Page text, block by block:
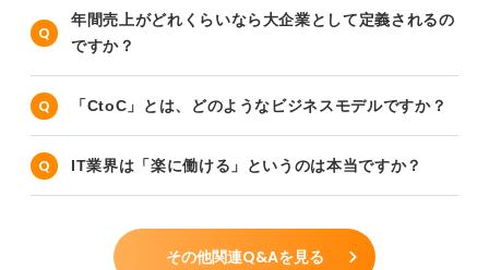
年間売上がどれくらいなら大企業として定義されるの
ですか？
「CtoC」とは、どのようなビジネスモデルですか？
IT業界は「楽に働ける」というのは本当ですか？
その他関連Q&Aを見る